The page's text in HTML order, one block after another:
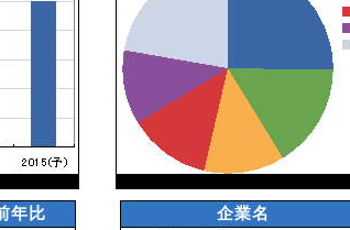
年比
企業名